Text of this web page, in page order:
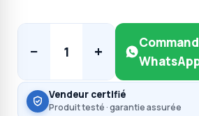
− 1 +
Vendeur certifié
Produit testé · garantie assurée